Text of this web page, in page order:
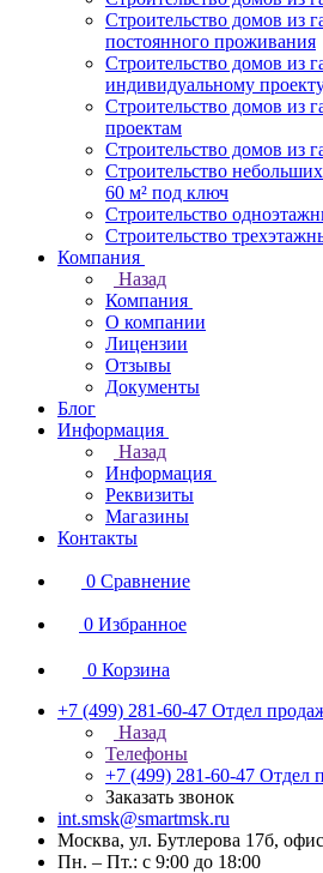
Строительство домов из
постоянного проживания
Строительство домов из
индивидуальному
Строительство домов из
проектам
Строительство домов из
Строительство
60 м² под ключ
Строительство
Строительство
Компания
Назад
Компания
О компании
Лицензии
Отзывы
Документы
Блог
Информация
Назад
Информация
Реквизиты
Магазины
Контакты
0 Сравнение
0 Избранное
0 Корзина
+7 (499) 281-60-47 Отдел
Назад
Телефоны
+7 (499) 281-60-47 Отдел
Заказать звонок
int.smsk@smartmsk.ru
Москва, ул. Бутлерова 17б,
Пн. – Пт.: с 9:00 до 18:00